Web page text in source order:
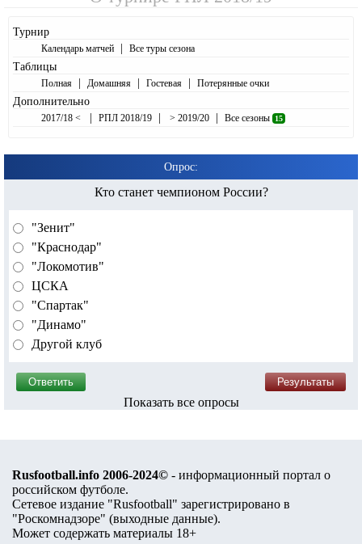
Турнир
Календарь матчей | Все туры сезона
Таблицы
Полная | Домашняя | Гостевая | Потерянные очки
Дополнительно
2017/18 < | РПЛ 2018/19 | > 2019/20 | Все сезоны 15
Опрос:
Кто станет чемпионом России?
"Зенит"
"Краснодар"
"Локомотив"
ЦСКА
"Спартак"
"Динамо"
Другой клуб
Показать все опросы
Rusfootball.info 2006-2024© - информационный портал о
российском футболе.
Сетевое издание "Rusfootball" зарегистрировано в
"Роскомнадзоре" (выходные данные).
Может содержать материалы 18+